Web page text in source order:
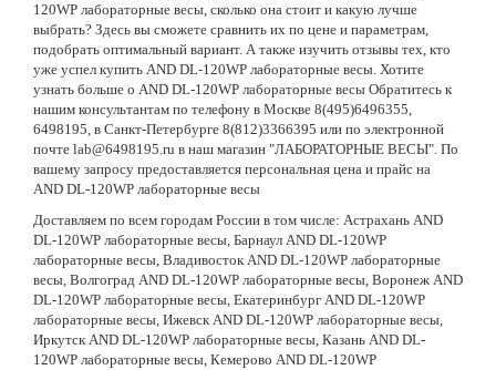
120WP лабораторные весы, сколько она стоит и какую лучше
выбрать? Здесь вы сможете сравнить их по цене и параметрам,
подобрать оптимальный вариант. А также изучить отзывы тех, кто
уже успел купить AND DL-120WP лабораторные весы. Хотите
узнать больше о AND DL-120WP лабораторные весы Обратитесь к
нашим консультантам по телефону в Москве 8(495)6496355,
6498195, в Санкт-Петербурге 8(812)3366395 или по электронной
почте lab@6498195.ru в наш магазин "ЛАБОРАТОРНЫЕ ВЕСЫ". По
вашему запросу предоставляется персональная цена и прайс на
AND DL-120WP лабораторные весы
Доставляем по всем городам России в том числе: Астрахань AND
DL-120WP лабораторные весы, Барнаул AND DL-120WP
лабораторные весы, Владивосток AND DL-120WP лабораторные
весы, Волгоград AND DL-120WP лабораторные весы, Воронеж AND
DL-120WP лабораторные весы, Екатеринбург AND DL-120WP
лабораторные весы, Ижевск AND DL-120WP лабораторные весы,
Иркутск AND DL-120WP лабораторные весы, Казань AND DL-
120WP лабораторные весы, Кемерово AND DL-120WP